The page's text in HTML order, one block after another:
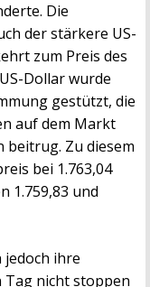
Die
der stärkere US-
zum Preis des
Dollar wurde
gestützt, die
auf dem Markt
Zu diesem
bei 1.763,04
1.759,83 und
ihre
nicht stoppen